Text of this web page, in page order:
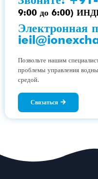
9:00 до 6:00)
Электронная
Позвольте нашим
проблемы управления
средой.
Связаться